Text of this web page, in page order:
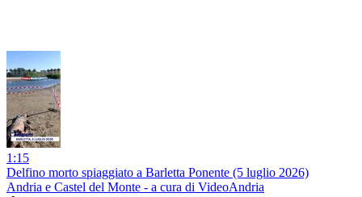
1:15
Delfino morto spiaggiato a Barletta Ponente (5 luglio 2026)
Andria e Castel del Monte - a cura di VideoAndria